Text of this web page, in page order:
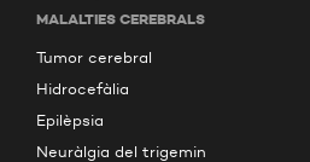
MALALTIES CEREBRALS
Tumor cerebral
Hidrocefàlia
Epilèpsia
Neuràlgia del trigemin